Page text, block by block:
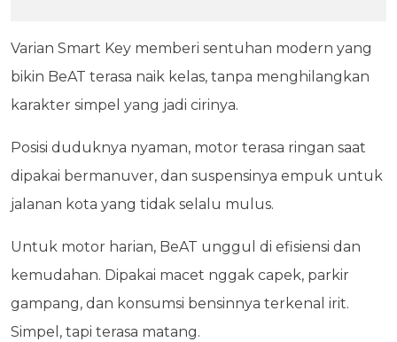
Varian Smart Key memberi sentuhan modern yang
bikin BeAT terasa naik kelas, tanpa menghilangkan
karakter simpel yang jadi cirinya.
Posisi duduknya nyaman, motor terasa ringan saat
dipakai bermanuver, dan suspensinya empuk untuk
jalanan kota yang tidak selalu mulus.
Untuk motor harian, BeAT unggul di efisiensi dan
kemudahan. Dipakai macet nggak capek, parkir
gampang, dan konsumsi bensinnya terkenal irit.
Simpel, tapi terasa matang.